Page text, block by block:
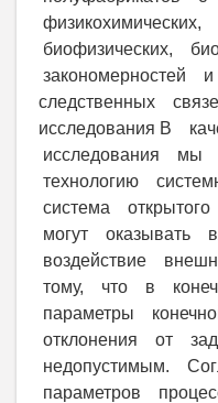
физикохимических,
биофизических,
закономерностей
следственных
исследования В
исследования мы
технологию
система
могут оказывать
воздействие
тому, что в
параметры
отклонения от
недопустимым.
параметров